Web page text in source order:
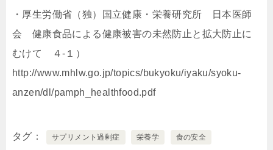
・厚生労働省（独）国立健康・栄養研究所 日本医師
会 健康食品による健康被害の未然防止と拡大防止に
むけて ４-１）
http://www.mhlw.go.jp/topics/bukyoku/iyaku/syoku-
anzen/dl/pamph_healthfood.pdf
タグ サプリメント過剰症 栄養学 食の安全